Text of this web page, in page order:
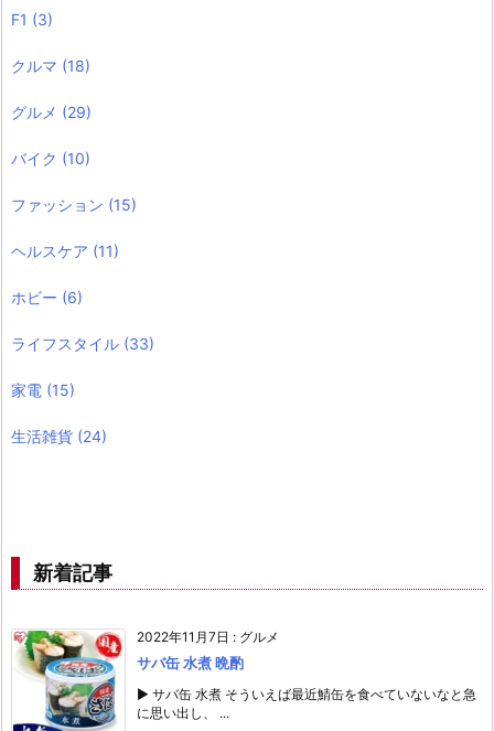
F1 (3)
クルマ (18)
グルメ (29)
バイク (10)
ファッション (15)
ヘルスケア (11)
ホビー (6)
ライフスタイル (33)
家電 (15)
生活雑貨 (24)
新着記事
2022年11月7日 : グルメ
サバ缶 水煮 晩酌
▶ サバ缶 水煮 そういえば最近鯖缶を食べていないなと急
に思い出し、 ...